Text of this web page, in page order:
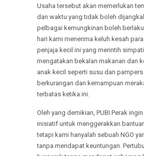
Usaha tersebut akan memerlukan
dan waktu yang tidak boleh
pelbagai kemungkinan boleh
hari kami menerima keluh kesah
penjaja kecil ini yang merintih
mengatakan bekalan makanan dan
anak kecil seperti susu dan
berkurangan dan kemampuan
terbatas ketika ini.
Oleh yang demikian, PUBI Perak
inisiatif untuk menggerakkan
tetapi kami hanyalah sebuah NGO
tanpa mendapat keuntungan.